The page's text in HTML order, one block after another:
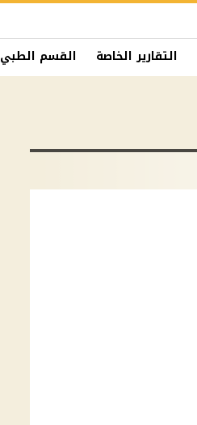
التقارير الخاصة القسم الطبي